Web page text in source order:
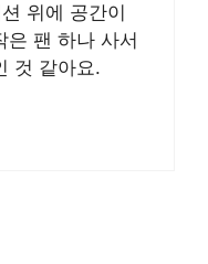
위에 공간이
은 팬 하나 사서
것 같아요.